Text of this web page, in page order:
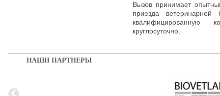
Вызов принимает
приезда
квалифицированную
круглосуточно.
НАШИ ПАРТНЕРЫ